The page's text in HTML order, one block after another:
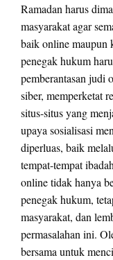
Ramadan harus
masyarakat agar
baik online maupun
penegak hukum
pemberantasan judi
siber, memperketat
situs-situs yang
upaya sosialisasi
diperluas, baik
tempat-tempat
online tidak hanya
penegak hukum,
masyarakat, dan
permasalahan ini.
bersama untuk